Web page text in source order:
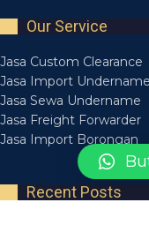
Our Service
Jasa Custom Clearance
Jasa Import Undername
Jasa Sewa Undername
Jasa Freight Forwarder
Jasa Import Borongan
Recent Posts